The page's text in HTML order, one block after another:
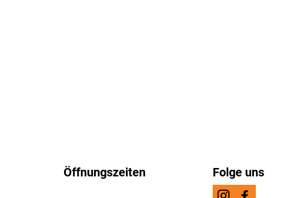
Öffnungszeiten Folge uns